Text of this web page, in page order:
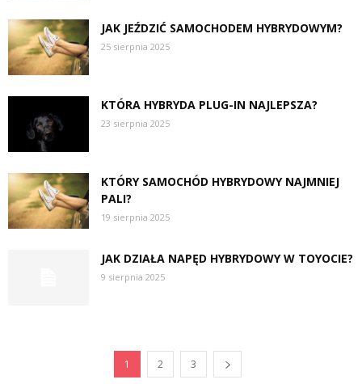
JAK JEŹDZIĆ SAMOCHODEM HYBRYDOWYM?
25 sierpnia 2025
KTÓRA HYBRYDA PLUG-IN NAJLEPSZA?
23 sierpnia 2025
KTÓRY SAMOCHÓD HYBRYDOWY NAJMNIEJ
PALI?
19 sierpnia 2025
JAK DZIAŁA NAPĘD HYBRYDOWY W TOYOCIE?
9 sierpnia 2025
1 2 3